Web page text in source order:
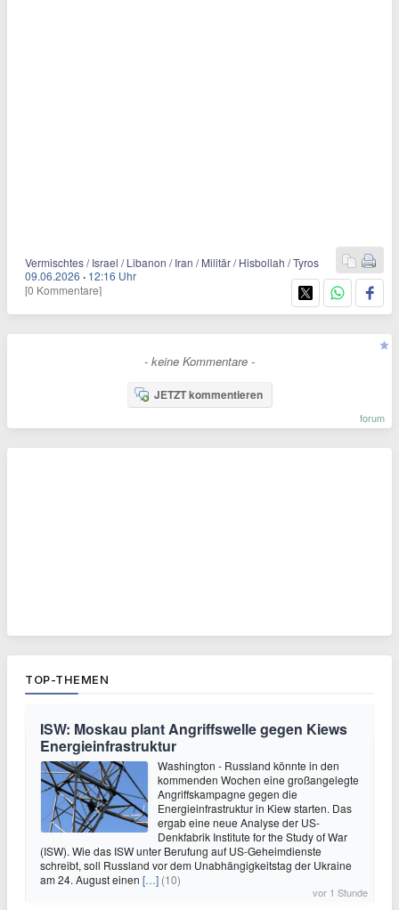
Vermischtes / Israel / Libanon / Iran / Militär / Hisbollah / Tyros
09.06.2026 · 12:16 Uhr
[0 Kommentare]
- keine Kommentare -
JETZT kommentieren
forum
TOP-THEMEN
ISW: Moskau plant Angriffswelle gegen Kiews
Energieinfrastruktur
Washington - Russland könnte in den
kommenden Wochen eine großangelegte
Angriffskampagne gegen die
Energieinfrastruktur in Kiew starten. Das
ergab eine neue Analyse der US-
Denkfabrik Institute for the Study of War
(ISW). Wie das ISW unter Berufung auf US-Geheimdienste
schreibt, soll Russland vor dem Unabhängigkeitstag der Ukraine
am 24. August einen […] (10)
vor 1 Stunde